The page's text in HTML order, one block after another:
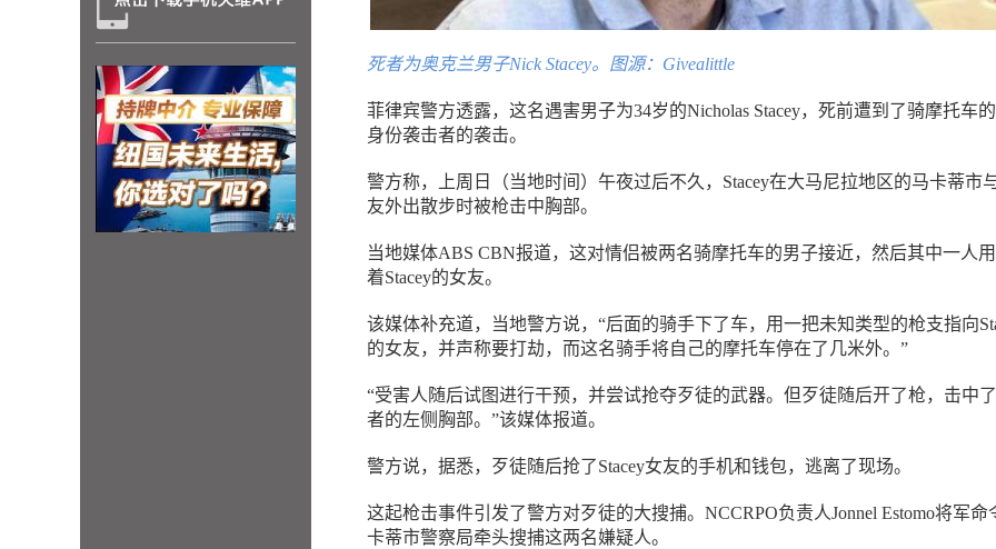
死者为奥克兰男子Nick Stacey。图源：Givealittle
菲律宾警方透露，这名遇害男子为34岁的Nicholas Stacey，死前遭到了骑摩托车
身份袭击者的袭击。
警方称，上周日（当地时间）午夜过后不久，Stacey在大马尼拉地区的马卡蒂市
友外出散步时被枪击中胸部。
当地媒体ABS CBN报道，这对情侣被两名骑摩托车的男子接近，然后其中一人
着Stacey的女友。
该媒体补充道，当地警方说，“后面的骑手下了车，用一把未知类型的枪支指向
的女友，并声称要打劫，而这名骑手将自己的摩托车停在了几米外。”
“受害人随后试图进行干预，并尝试抢夺歹徒的武器。但歹徒随后开了枪，击中
者的左侧胸部。”该媒体报道。
警方说，据悉，歹徒随后抢了Stacey女友的手机和钱包，逃离了现场。
这起枪击事件引发了警方对歹徒的大搜捕。NCCRPO负责人Jonnel Estomo将军命
卡蒂市警察局牵头搜捕这两名嫌疑人。